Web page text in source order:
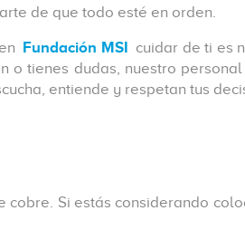
de que todo esté en orden.
Fundación MSI cuidar de ti es
o tienes dudas, nuestro
entiende y respetan tus
Si estás considerando